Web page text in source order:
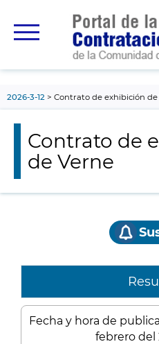
principal
2026-3-12 Contrato de exhibición de
Contrato de
de Verne
Fecha y hora de
febrero del